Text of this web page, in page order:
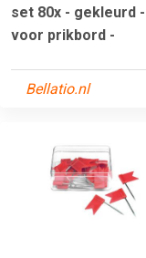
set 80x - gekleurd -
voor prikbord -
Bellatio.nl